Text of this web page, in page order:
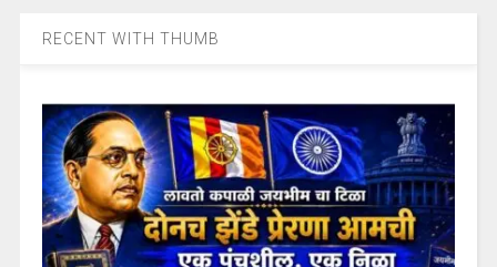
RECENT WITH THUMB